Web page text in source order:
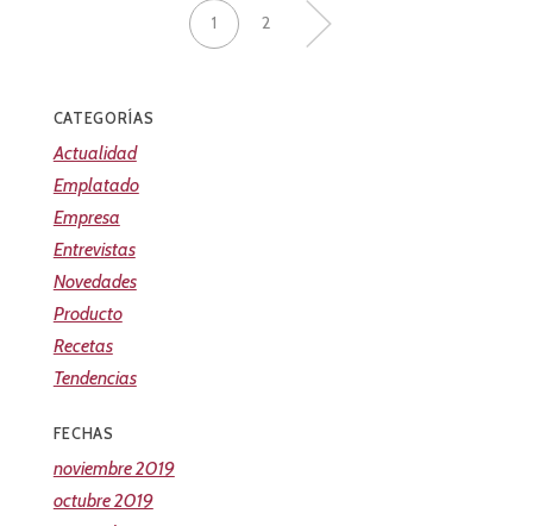
1 2 »
CATEGORÍAS
Actualidad
Emplatado
Empresa
Entrevistas
Novedades
Producto
Recetas
Tendencias
FECHAS
noviembre 2019
octubre 2019